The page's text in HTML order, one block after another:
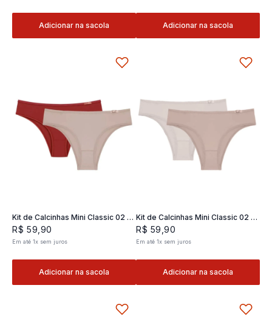
Adicionar na sacola Adicionar na sacola
Kit de Calcinhas Mini Classic 02 -
2 und
R$ 59 90
Em até1x sem juros
Adicionar na sacola
Kit de Calcinhas Mini Classic 02 -
2 und
R$ 59 ,90
Em até 1x sem juros
Adicionar na sacola